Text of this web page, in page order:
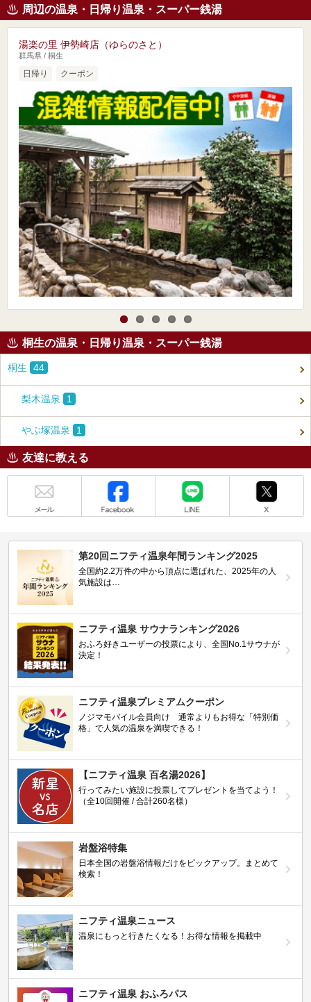
周辺の温泉・日帰り温泉・スーパー銭湯
湯楽の里 伊勢崎店（ゆらのさと）
群馬県 / 桐生
日帰り クーポン
桐生の温泉・日帰り温泉・スーパー銭湯
桐生 44
梨木温泉 1
やぶ塚温泉 1
友達に教える
第20回ニフティ温泉年間ランキング2025
全国約2.2万件の中から頂点に選ばれた、2025年の人
気施設は…
ニフティ温泉 サウナランキング2026
おふろ好きユーザーの投票により、全国No.1サウナが
決定！
ニフティ温泉プレミアムクーポン
ノジマモバイル会員向け 通常よりもお得な「特別価
格」で人気の温泉を満喫できる！
【ニフティ温泉 百名湯2026】
行ってみたい施設に投票してプレゼントを当てよう！
（全10回開催 / 合計260名様）
岩盤浴特集
日本全国の岩盤浴情報だけをピックアップ。まとめて
検索！
ニフティ温泉ニュース
温泉にもっと行きたくなる！お得な情報を掲載中
ニフティ温泉 おふろパス